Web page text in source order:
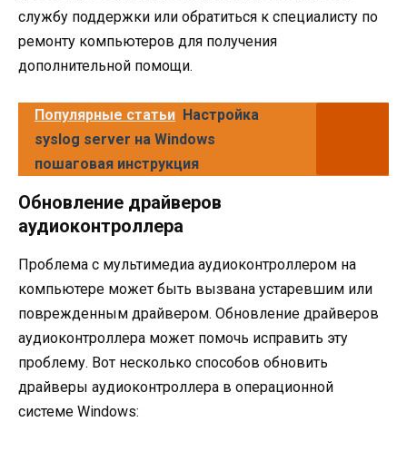
службу поддержки или обратиться к специалисту по
ремонту компьютеров для получения
дополнительной помощи.
Популярные статьи Настройка
syslog server на Windows
пошаговая инструкция
Обновление драйверов
аудиоконтроллера
Проблема с мультимедиа аудиоконтроллером на
компьютере может быть вызвана устаревшим или
поврежденным драйвером. Обновление драйверов
аудиоконтроллера может помочь исправить эту
проблему. Вот несколько способов обновить
драйверы аудиоконтроллера в операционной
системе Windows: